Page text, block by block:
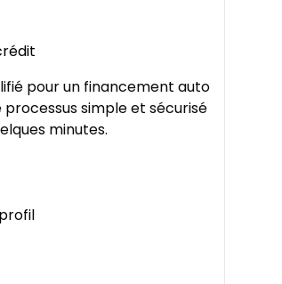
pour un financement auto
simple et sécurisé
minutes.